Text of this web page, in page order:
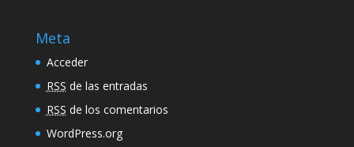
Meta
Acceder
RSS de las entradas
RSS de los comentarios
WordPress.org